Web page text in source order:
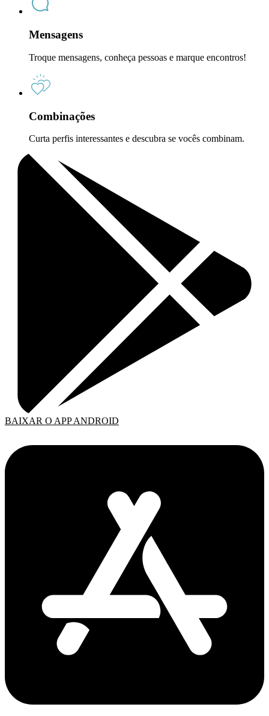
Mensagens
Troque mensagens, conheça pessoas e marque encontros!
Combinações
Curta perfis interessantes e descubra se vocês combinam.
BAIXAR O APP ANDROID